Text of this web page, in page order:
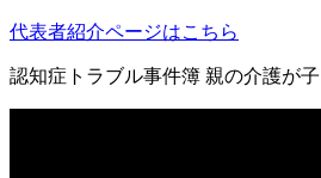
代表者紹介ページはこちら
認知症トラブル事件簿 親の介護が